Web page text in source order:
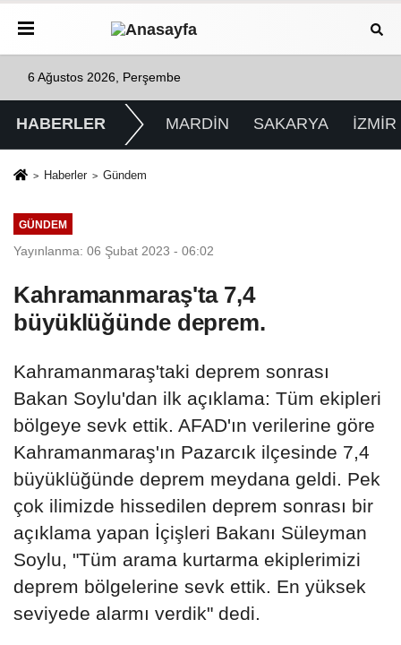
6 Ağustos 2026, Perşembe
HABERLER MARDİN SAKARYA İZMİR
Haberler Gündem
GÜNDEM
Yayınlanma: 06 Şubat 2023 - 06:02
Kahramanmaraş'ta 7,4
büyüklüğünde deprem.
Kahramanmaraş'taki deprem sonrası
Bakan Soylu'dan ilk açıklama: Tüm ekipleri
bölgeye sevk ettik. AFAD'ın verilerine göre
Kahramanmaraş'ın Pazarcık ilçesinde 7,4
büyüklüğünde deprem meydana geldi. Pek
çok ilimizde hissedilen deprem sonrası bir
açıklama yapan İçişleri Bakanı Süleyman
Soylu, "Tüm arama kurtarma ekiplerimizi
deprem bölgelerine sevk ettik. En yüksek
seviyede alarmı verdik" dedi.